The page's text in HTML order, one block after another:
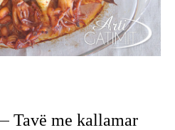
Tavë me kallamar